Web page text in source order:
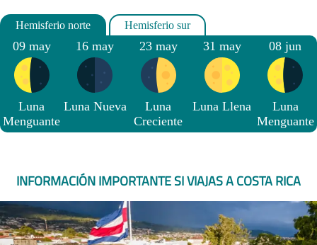
09 may
Luna
Menguante
16 may
Luna Nueva
23 may
Luna
Creciente
31 may
Luna Llena
08 jun
Luna
Menguante
INFORMACIÓN IMPORTANTE SI VIAJAS A COSTA RICA